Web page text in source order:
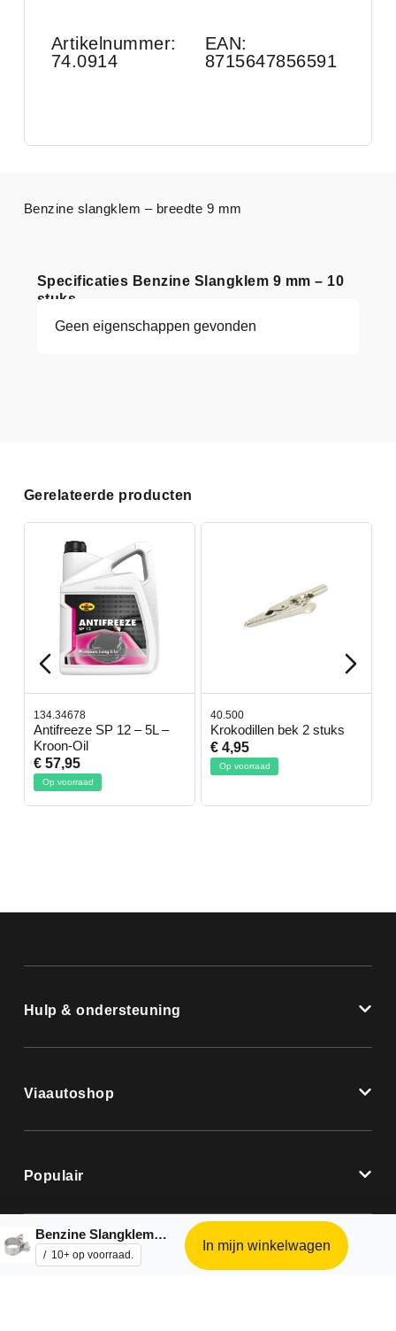
Artikelnummer:
74.0914
EAN:
8715647856591
Specificaties Benzine Slangklem 9 mm – 10
stuks
Geen eigenschappen gevonden
Benzine slangklem – breedte 9 mm
Gerelateerde producten
134.34678
Antifreeze SP 12 – 5L –
Kroon-Oil
€ 57,95
Op voorraad
40.500
Krokodillen bek 2 stuks
€ 4,95
Op voorraad
Hulp & ondersteuning
Viaautoshop
Populair
Benzine Slangklem 9 mm – 10 stuks
10+ op voorraad.
In mijn winkelwagen